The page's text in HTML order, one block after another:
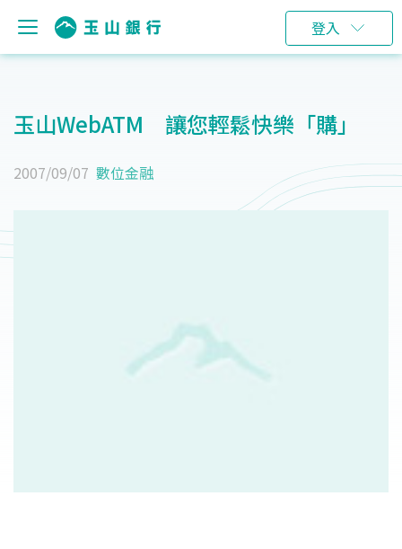
登入
玉山WebATM 讓您輕鬆快樂「購」
2007/09/07 數位金融